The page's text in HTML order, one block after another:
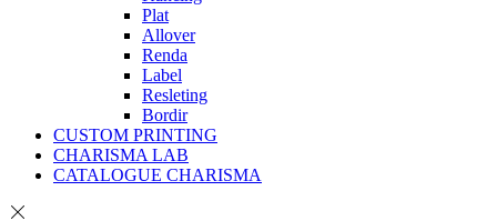
Plat
Allover
Renda
Label
Resleting
Bordir
CUSTOM PRINTING
CHARISMA LAB
CATALOGUE CHARISMA